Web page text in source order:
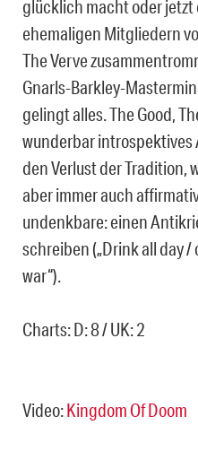
glücklich macht oder jetzt
ehemaligen Mitgliedern
The Verve
Gnarls-Barkley-
gelingt alles. The Good,
wunderbar introspektives
den Verlust der Tradition,
aber immer auch
undenkbare: einen
schreiben („Drink all day
war“).
Charts: D: 8 / UK: 2
Video:Kingdom Of Doom